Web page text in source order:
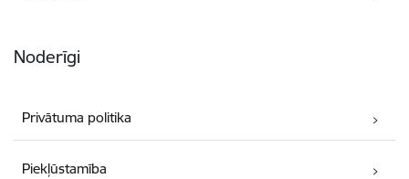
Noderīgi
Privātuma politika
Piekļūstamība